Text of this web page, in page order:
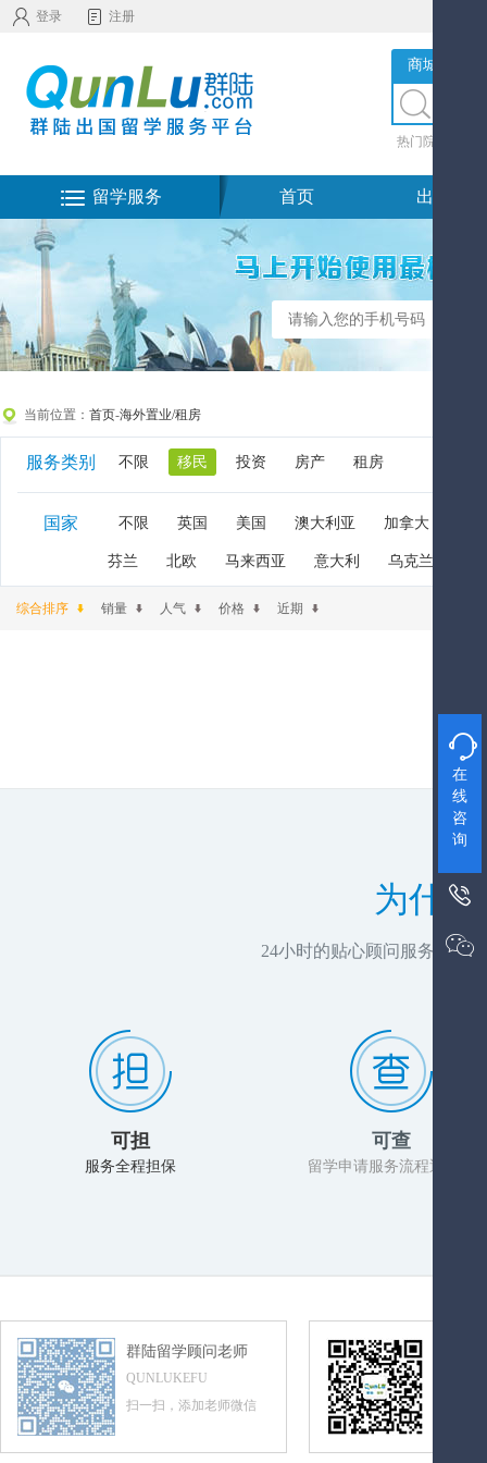
登录 注册
商城服务
热门院校
留学服务 首页 出国留学
当前位置： 首页-海外置业/租房
服务类别 不限 移民 投资 房产 租房
国家 不限 英国 美国 澳大利亚 加拿大
芬兰 北欧 马来西亚 意大利 乌克兰
综合排序 销量 人气 价格 近期
为什
24小时的贴心顾问服务，推
可担
服务全程担保
可查
留学申请服务流程透明化
群陆留学顾问老师
QUNLUKEFU
扫一扫，添加老师微信

在
线
咨
询

